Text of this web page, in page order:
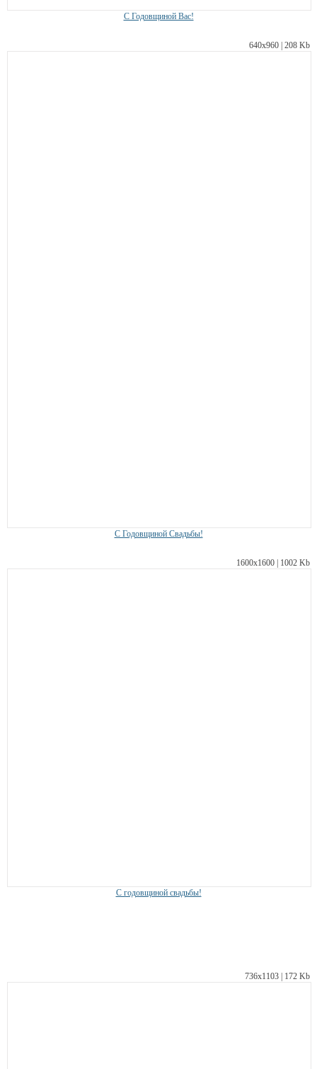
С Годовщиной Вас!
640х960 | 208 Kb
С Годовщиной Свадьбы!
1600х1600 | 1002 Kb
С годовщиной свадьбы!
736х1103 | 172 Kb